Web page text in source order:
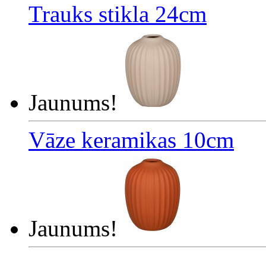
Trauks stikla 24cm
Jaunums!
Vāze keramikas 10cm
Jaunums!